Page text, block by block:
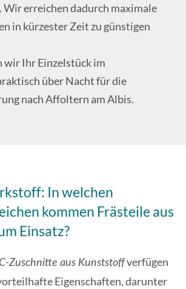
erreichen dadurch maximale
in kürzester Zeit zu günstigen
Ihr Einzelstück im
über Nacht für die
nach Affoltern am Albis.
In welchen
kommen Frästeile aus
Einsatz?
Zuschnitte aus Kunststoffverfügen
Eigenschaften, darunter